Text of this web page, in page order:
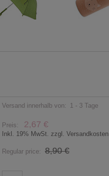
Versand innerhalb von: 1 - 3 Tage
Preis: 2,67 €
Inkl. 19% MwSt. zzgl. Versandkosten
Regular price: 8,90 €